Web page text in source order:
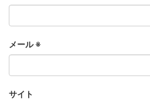
メール※
サイト